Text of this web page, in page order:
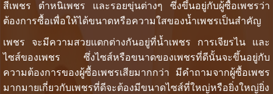
สีเพชร ตำหนิเพชร และรอยขุ่นต่างๆ ซึ่งขึ้นอยู่กับผู้ซื้อเพชรว่า
ต้องการซื้อเพื่อให้ได้ขนาดหรือความใสของน้ำเพชรเป็นสำคัญ
เพชร จะมีความสวยแตกต่างกันอยู่ที่น้ำเพชร การเจียรไน และ
ไซส์ของเพชร ซึ่งไซส์หรือขนาดของเพชรที่ดีนั้นจะขึ้นอยู่กับ
ความต้องการของผู้ซื้อเพชรเสียมากกว่า มีคำถามจากผู้ซื้อเพชร
มากมายเกี่ยวกับเพชรที่ดีจะต้องมีขนาดไซส์ที่ใหญ่หรือยิ่งใหญ่ยิ่ง